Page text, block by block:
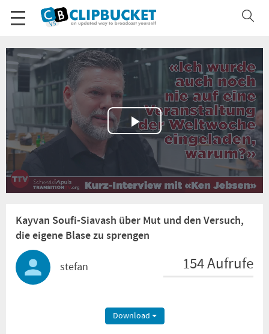
Play
Video
Kayvan Soufi-Siavash über Mut und den Versuch,
die eigene Blase zu sprengen
stefan 154 Aufrufe
Download